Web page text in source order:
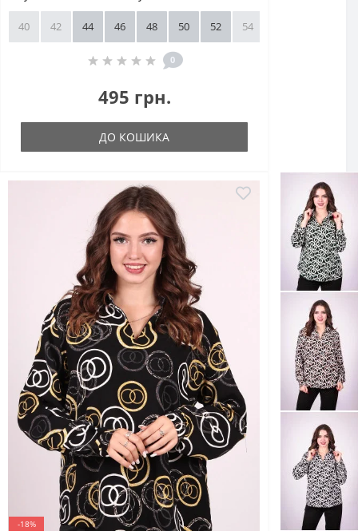
40 42 44 46 48 50 52 54
0
495 грн.
ДО КОШИКА
-18%